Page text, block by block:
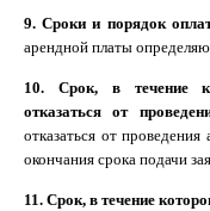
9. Сроки и порядок
арендной платы
10. Срок, в течение
отказаться от
отказаться от
окончания срока подачи
11. Срок, в течение